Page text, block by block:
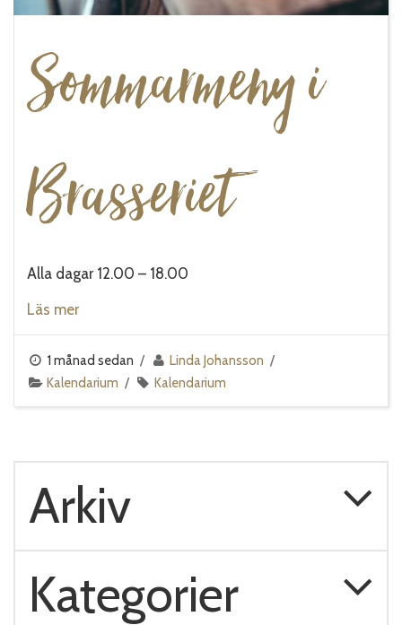
Sommarmeny i
Brasseriet
Alla dagar 12.00 – 18.00
Läs mer
1 månad sedan
Linda Johansson
Kalendarium
Kalendarium
Arkiv
Kategorier